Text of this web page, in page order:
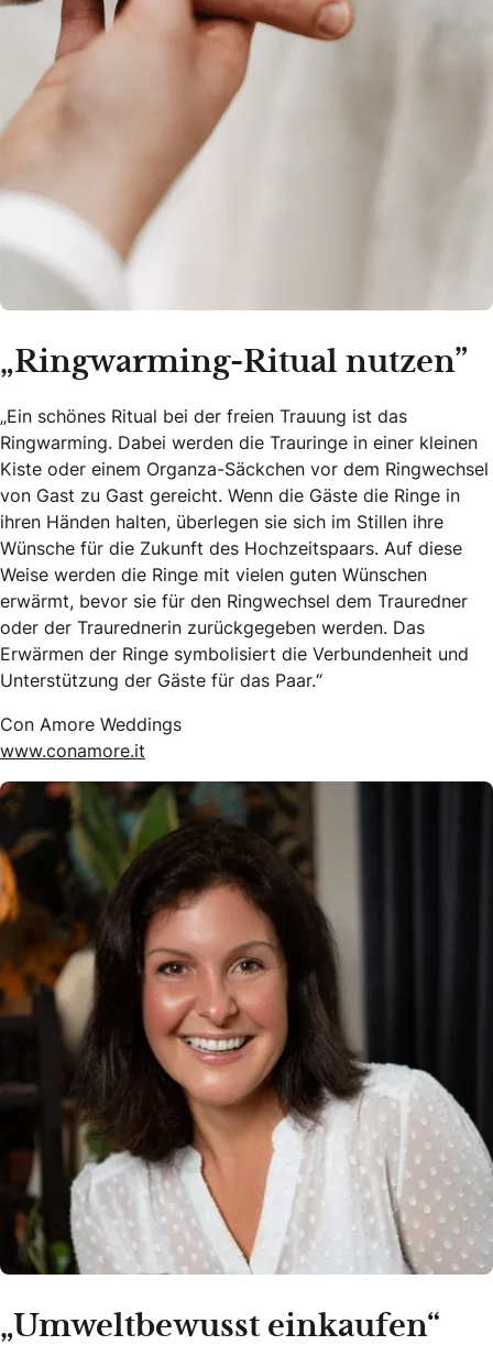
„Ringwarming-Ritual nutzen”
„Ein schönes Ritual bei der freien Trauung ist das
Ringwarming. Dabei werden die Trauringe in einer kleinen
Kiste oder einem Organza-Säckchen vor dem Ringwechsel
von Gast zu Gast gereicht. Wenn die Gäste die Ringe in
ihren Händen halten, überlegen sie sich im Stillen ihre
Wünsche für die Zukunft des Hochzeitspaars. Auf diese
Weise werden die Ringe mit vielen guten Wünschen
erwärmt, bevor sie für den Ringwechsel dem Trauredner
oder der Traurednerin zurückgegeben werden. Das
Erwärmen der Ringe symbolisiert die Verbundenheit und
Unterstützung der Gäste für das Paar.“
Con Amore Weddings
www.conamore.it
„Umweltbewusst einkaufen“